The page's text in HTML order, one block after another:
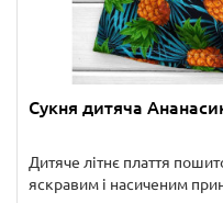
Сукня дитяча
Дитяче літнє плаття
яскравим і насиченим